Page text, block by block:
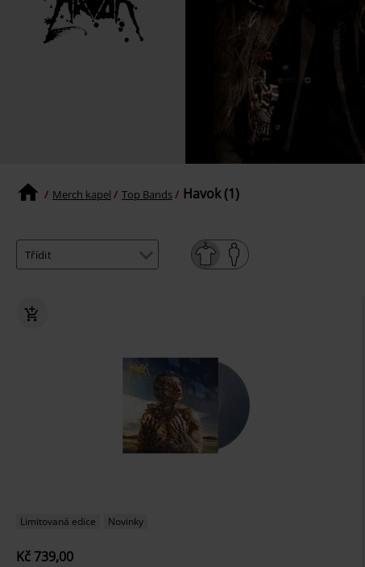
Merch kapel Top Bands Havok (1)
Limitovaná edice Novinky
Kč 739,00